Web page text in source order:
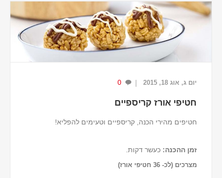
1 קוביית שמרים טריים.
1 כף אבקת סוכר.
2 כפות מלח.
...
יום ג, אוג 18, 2015 0
חטיפי אורז קריספיים
חטיפים מהירי הכנה, קריספיים וטעימים להפליא!
זמן ההכנה: כעשר דקות.
מצרכים (לכ- 36 חטיפי אורז)